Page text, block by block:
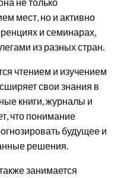
мест, но и активно
и семинарах,
из разных стран.
чтением и изучением
свои знания в
книги, журналы и
что понимание
будущее и
решения.
занимается